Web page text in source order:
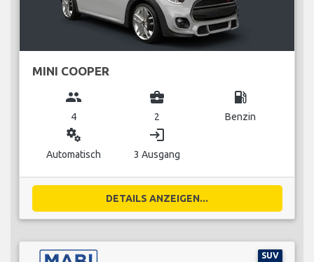
MINI COOPER
group
4
business_center
2
local_gas_station
Benzin
miscellaneous_services
Automatisch
login
3 Ausgang
DETAILS ANZEIGEN...
SUV